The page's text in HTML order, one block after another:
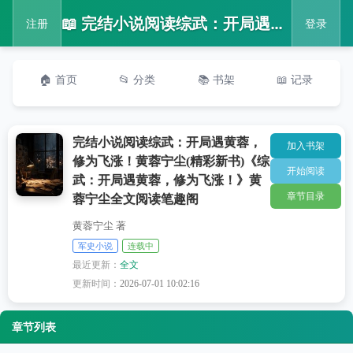
注册 📖 完结小说阅读综武：开局遇黄蓉，修为飞涨！黄蓉宁尘(精彩新书)《综武：开局遇黄蓉，修为飞涨！》黄蓉宁尘全文阅读笔趣阁 登录
🏠 首页 📂 分类 📚 书架 📖 记录
完结小说阅读综武：开局遇黄蓉，
修为飞涨！黄蓉宁尘(精彩新书)《综
武：开局遇黄蓉，修为飞涨！》黄
蓉宁尘全文阅读笔趣阁
黄蓉宁尘 著
军史小说 连载中
最近更新：全文
更新时间：2026-07-01 10:02:16
加入书架
开始阅读
章节目录
章节列表